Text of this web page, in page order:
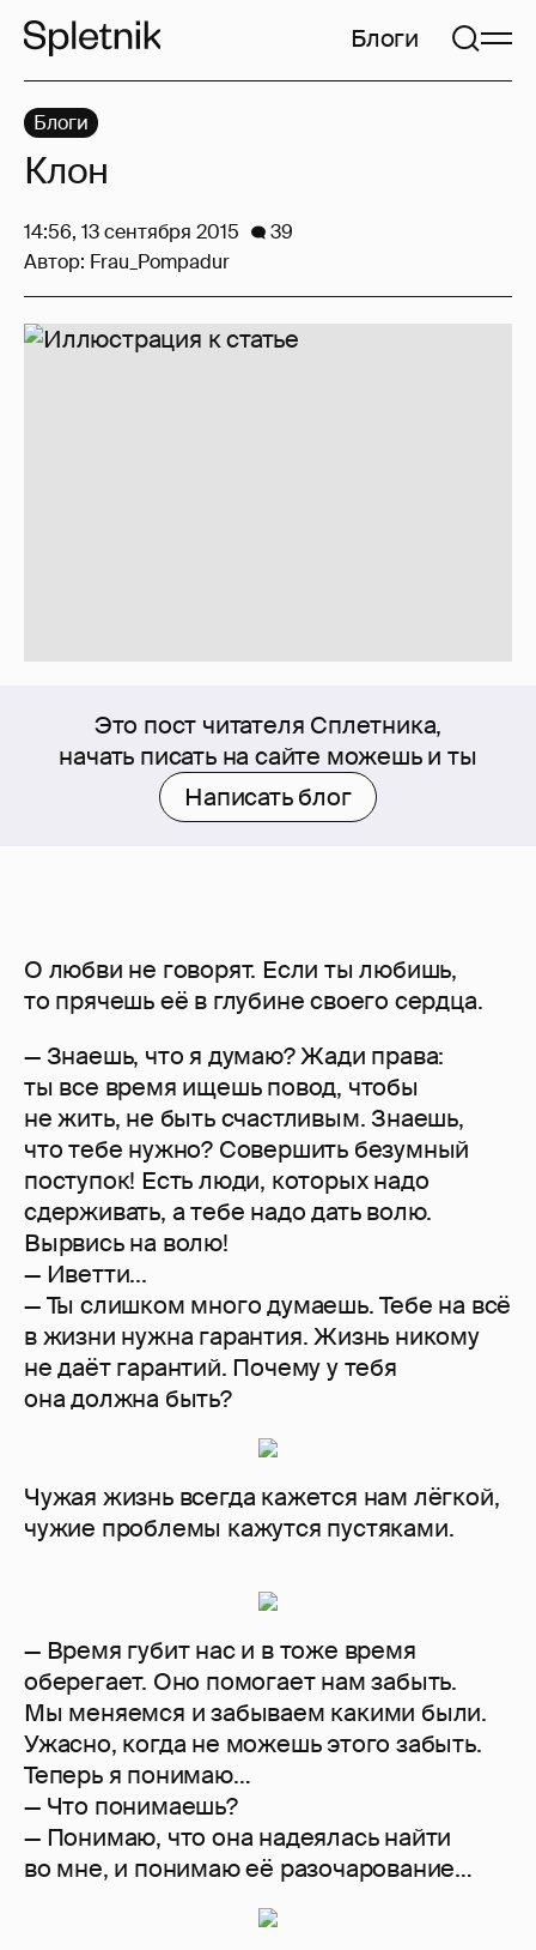
Блоги
Это пост читателя Сплетника,
начать писать на сайте можешь и ты
Написать блог
О любви не говорят. Если ты любишь,
то прячешь её в глубине своего сердца.
— Знаешь, что я думаю? Жади права:
ты все время ищешь повод, чтобы
не жить, не быть счастливым. Знаешь,
что тебе нужно? Совершить безумный
поступок! Есть люди, которых надо
сдерживать, а тебе надо дать волю.
Вырвись на волю!
— Иветти...
— Ты слишком много думаешь. Тебе на всё
в жизни нужна гарантия. Жизнь никому
не даёт гарантий. Почему у тебя
она должна быть?
Чужая жизнь всегда кажется нам лёгкой,
чужие проблемы кажутся пустяками.
— Время губит нас и в тоже время
оберегает. Оно помогает нам забыть.
Мы меняемся и забываем какими были.
Ужасно, когда не можешь этого забыть.
Теперь я понимаю…
— Что понимаешь?
— Понимаю, что она надеялась найти
во мне, и понимаю её разочарование…
Блоги
Клон
14:56, 13 сентября 2015
39
Автор: Frau_Pompadur